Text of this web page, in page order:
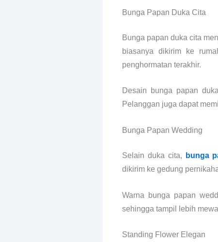
Bunga Papan Duka Cita
Bunga papan duka cita
biasanya dikirim ke
penghormatan terakhir.
Desain bunga papan
Pelanggan juga dapat
Bunga Papan Wedding
Selain duka cita, bunga
dikirim ke gedung
Warna bunga papan
sehingga tampil lebih
Standing Flower Elegan